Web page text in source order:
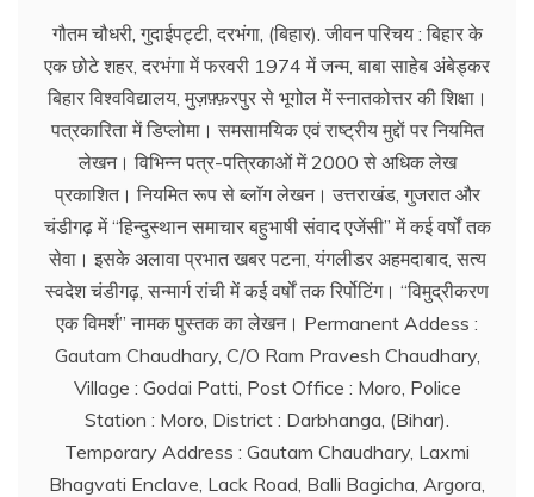
गौतम चौधरी, गुदाईपट्टी, दरभंगा, (बिहार). जीवन परिचय : बिहार के
एक छोटे शहर, दरभंगा में फरवरी 1974 में जन्म, बाबा साहेब अंबेड्कर
बिहार विश्वविद्यालय, मुज़फ़्फ़रपुर से भूगोल में स्नातकोत्तर की शिक्षा।
पत्रकारिता में डिप्लोमा। समसामयिक एवं राष्ट्रीय मुद्दों पर नियमित
लेखन। विभिन्न पत्र-पत्रिकाओं में 2000 से अधिक लेख
प्रकाशित। नियमित रूप से ब्लाॅग लेखन। उत्तराखंड, गुजरात और
चंडीगढ़ में ‘‘हिन्दुस्थान समाचार बहुभाषी संवाद एजेंसी’’ में कई वर्षों तक
सेवा। इसके अलावा प्रभात खबर पटना, यंगलीडर अहमदाबाद, सत्य
स्वदेश चंडीगढ़, सन्मार्ग रांची में कई वर्षों तक रिर्पोटिंग। ‘‘विमुद्रीकरण
एक विमर्श’’ नामक पुस्तक का लेखन। Permanent Addess :
Gautam Chaudhary, C/O Ram Pravesh Chaudhary,
Village : Godai Patti, Post Office : Moro, Police
Station : Moro, District : Darbhanga, (Bihar).
Temporary Address : Gautam Chaudhary, Laxmi
Bhagvati Enclave, Lack Road, Balli Bagicha, Argora,